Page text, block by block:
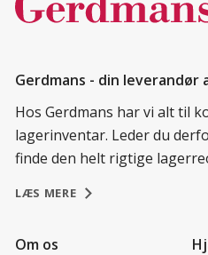
Gerdmans - din
Hos Gerdmans har vi alt til
lagerinventar. Leder du
finde den helt rigtige
LÆS MERE
Om os